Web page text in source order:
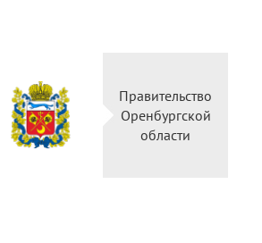
Министерство
культуры
Российской
федерации